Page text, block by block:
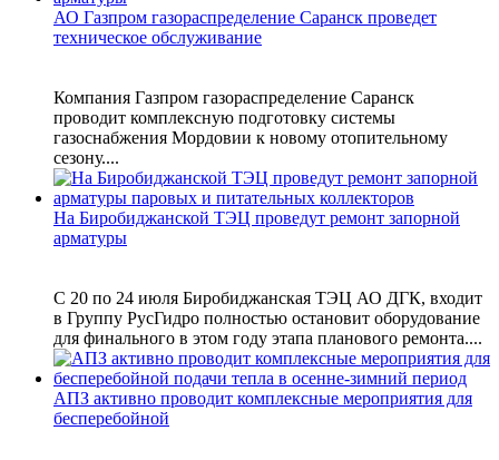
АО Газпром газораспределение Саранск проведет
техническое обслуживание
Компания Газпром газораспределение Саранск
проводит комплексную подготовку системы
газоснабжения Мордовии к новому отопительному
сезону....
На Биробиджанской ТЭЦ проведут ремонт запорной
арматуры
С 20 по 24 июля Биробиджанская ТЭЦ АО ДГК, входит
в Группу РусГидро полностью остановит оборудование
для финального в этом году этапа планового ремонта....
АПЗ активно проводит комплексные мероприятия для
бесперебойной